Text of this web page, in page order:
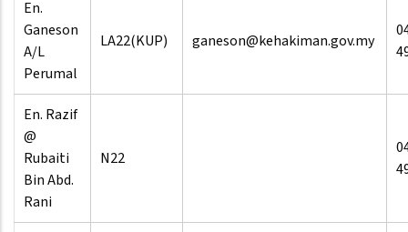
En.
Ganeson
A/L
Perumal
LA22(KUP) ganeson@kehakiman.gov.my
En. Razif
@
Rubaiti
Bin Abd.
Rani
N22